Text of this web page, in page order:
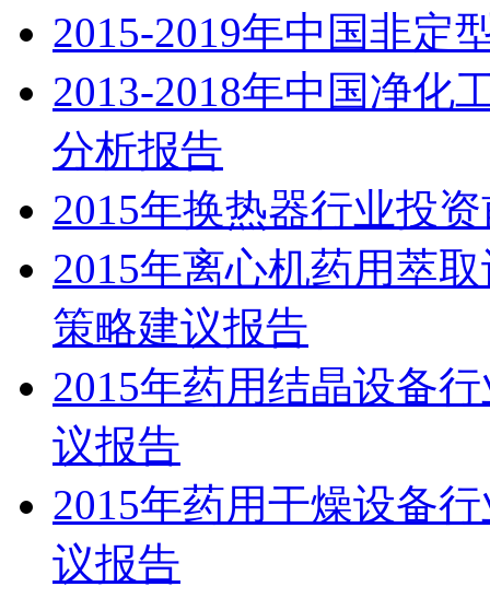
2015-2019年中国非定
2013-2018年中国净化
分析报告
2015年换热器行业投
2015年离心机药用萃
策略建议报告
2015年药用结晶设备
议报告
2015年药用干燥设备
议报告